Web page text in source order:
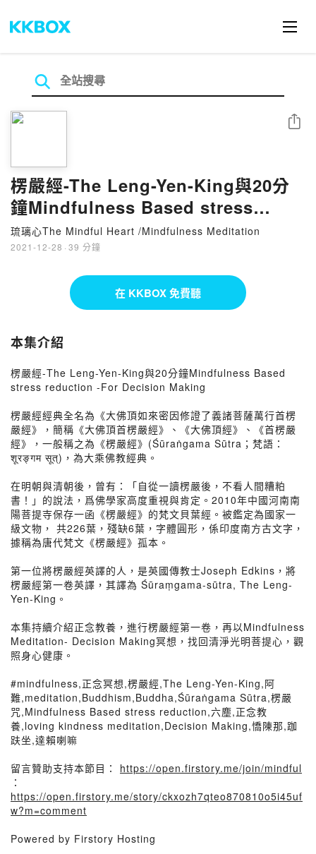
楞嚴經-The Leng-Yen-King與20分
鐘Mindfulness Based stress
reduction -For Decision Making
琉璃心The Mindful Heart /Mindfulness Meditation
2021-12-28 · 39 分鐘
分享
在 KKBOX 免費聽
本集介紹
楞嚴經-The Leng-Yen-King與20分鐘Mindfulness Based
stress reduction -For Decision Making
楞嚴經經典全名為《大佛頂如來密因修證了義諸菩薩萬行首楞
嚴經》，簡稱《大佛頂首楞嚴經》、《大佛頂經》、《首楞嚴
經》，一般稱之為《楞嚴經》(Śūraṅgama Sūtra；梵語：
शूरङ्गम सूत्)，為大乘佛教經典。
在明朝與清朝後，曾有：「自從一讀楞嚴後，不看人間糟粕
書！」的說法，爲佛學家高度重視與肯定。2010年中國河南南
陽菩提寺保存一函《楞嚴經》的梵文貝葉經。被鑑定為國家一
級文物， 共226葉，殘缺6葉，字體圓形，係印度南方古文字，
據稱為唐代梵文《楞嚴經》孤本。
第一位將楞嚴經英譯的人，是英國傳教士Joseph Edkins，將
楞嚴經第一卷英譯，其譯為 Śūraṃgama-sūtra, The Leng-
Yen-King。
本集持續介紹正念教養，進行楞嚴經第一卷，再以Mindfulness
Meditation- Decision Making冥想，找回清淨光明菩提心，觀
照身心健康。
#mindfulness,正念冥想,楞嚴經,The Leng-Yen-King,阿
難,meditation,Buddhism,Buddha,Śūraṅgama Sūtra,楞嚴
咒,Mindfulness Based stress reduction,六塵,正念教
養,loving kindness meditation,Decision Making,憍陳那,跏
趺坐,達賴喇嘛
留言贊助支持本節目： https://open.firstory.me/join/mindful
：
https://open.firstory.me/story/ckxozh7qteo870810o5i45uf
w?m=comment
Powered by Firstory Hosting